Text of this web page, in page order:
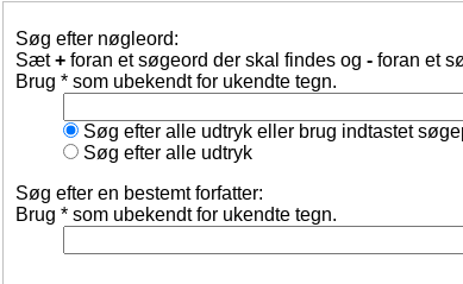
Søg efter nøgleord:
Sæt+ foran et søgeord der skal findes og - foran et
Brug * som ubekendt for ukendte tegn.
Søg efter alle udtryk eller brug indtastet
Søg efter alle udtryk
Søg efter en bestemt forfatter:
Brug * som ubekendt for ukendte tegn.